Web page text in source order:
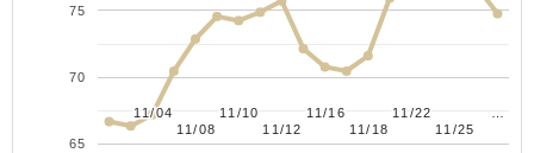
11/04
11/04
11/08
11/08
11/10
11/10
11/12
11/12
11/16
11/16
11/18
11/18
11/22
11/22
11/25
11/25
65
70
75